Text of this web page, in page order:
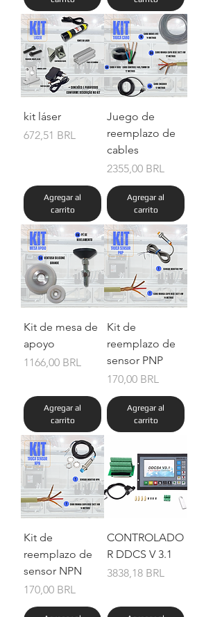
kit láser
Precio
672,51 BRL
Agregar al
carrito
Juego de
reemplazo de
cables
Precio
2355,00 BRL
Agregar al
carrito
Kit de mesa de
apoyo
Precio
1166,00 BRL
Agregar al
carrito
Kit de
reemplazo de
sensor PNP
Precio
170,00 BRL
Agregar al
carrito
Kit de
reemplazo de
sensor NPN
Precio
170,00 BRL
CONTROLADO
R DDCS V 3.1
Precio
3838,18 BRL